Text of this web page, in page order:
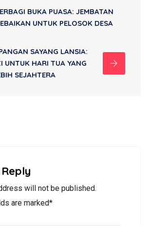
BUKA PUASA: JEMBATAN
UNTUK PELOSOK DESA
SAYANG LANSIA:
UNTUK HARI TUA YANG
SEJAHTERA
will not be published.
are marked*